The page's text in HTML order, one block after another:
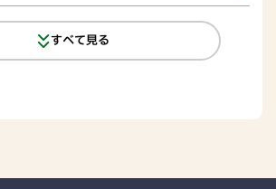
すべて見る